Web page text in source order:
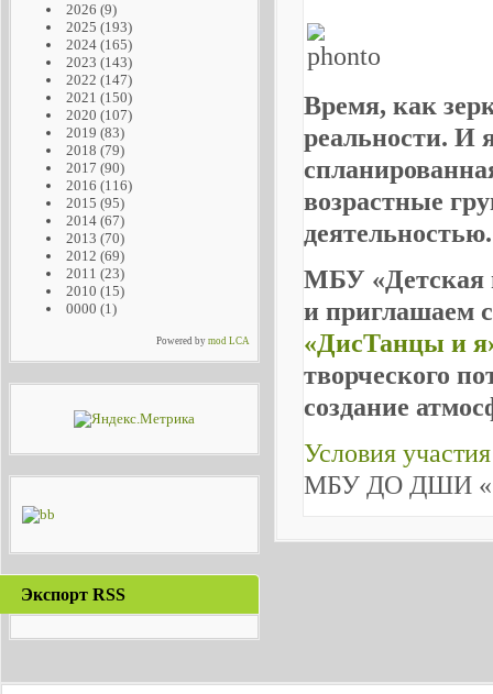
2026 (9)
2025 (193)
2024(165)
2023 (143)
2022 (147)
2021 (150)
2020 (107)
2019 (83)
2018 (79)
2017 (90)
2016 (116)
2015 (95)
2014(67)
2013 (70)
2012 (69)
2011 (23)
2010 (15)
0000 (1)
Powered bymod LCA
Экспорт RSS
Время, как
реальности. И
возрастные
деятельностью.
МБУ «Детская
и приглашаем
«ДисТанцы и
творческого
создание
Условия
МБУ ДО ДШИ